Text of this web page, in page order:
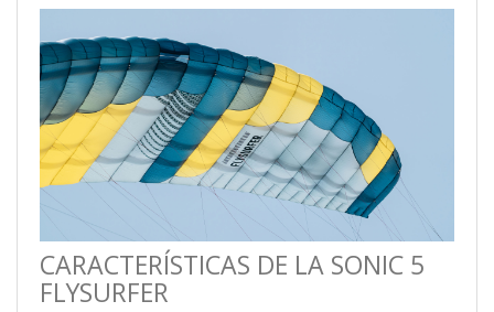
CARACTERÍSTICAS DE LA SONIC 5
FLYSURFER